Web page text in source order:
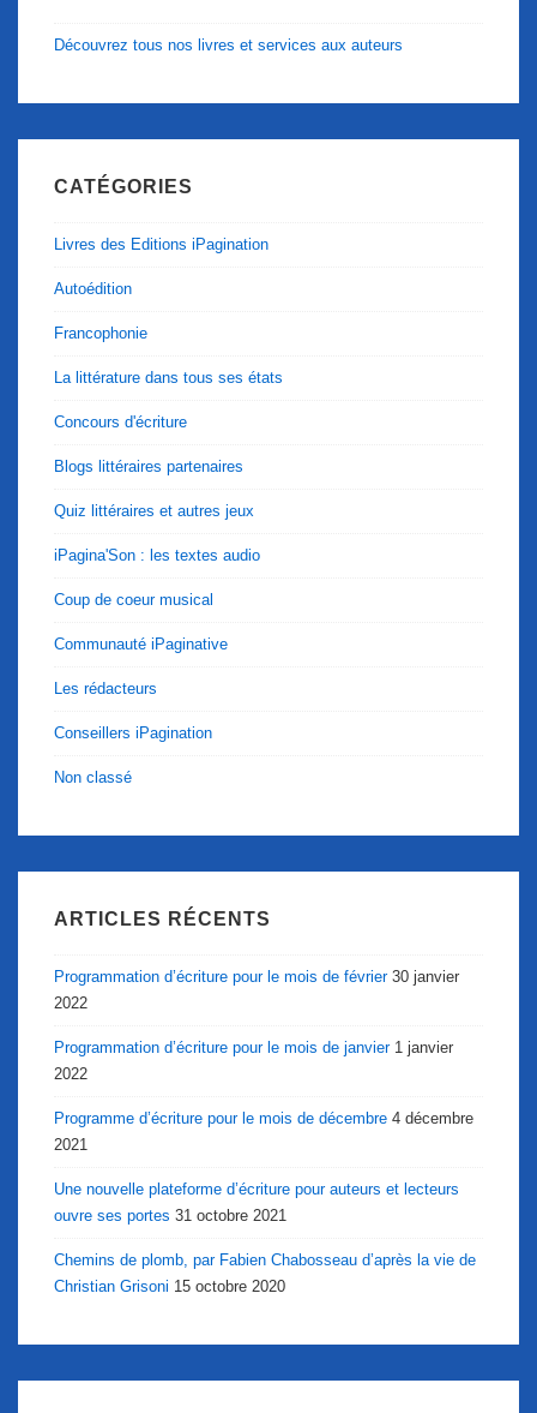
Découvrez tous nos livres et services aux auteurs
CATÉGORIES
Livres des Editions iPagination
Autoédition
Francophonie
La littérature dans tous ses états
Concours d'écriture
Blogs littéraires partenaires
Quiz littéraires et autres jeux
iPagina'Son : les textes audio
Coup de coeur musical
Communauté iPaginative
Les rédacteurs
Conseillers iPagination
Non classé
ARTICLES RÉCENTS
Programmation d’écriture pour le mois de février 30 janvier
2022
Programmation d’écriture pour le mois de janvier 1 janvier
2022
Programme d’écriture pour le mois de décembre 4 décembre
2021
Une nouvelle plateforme d’écriture pour auteurs et lecteurs
ouvre ses portes 31 octobre 2021
Chemins de plomb, par Fabien Chabosseau d’après la vie de
Christian Grisoni 15 octobre 2020